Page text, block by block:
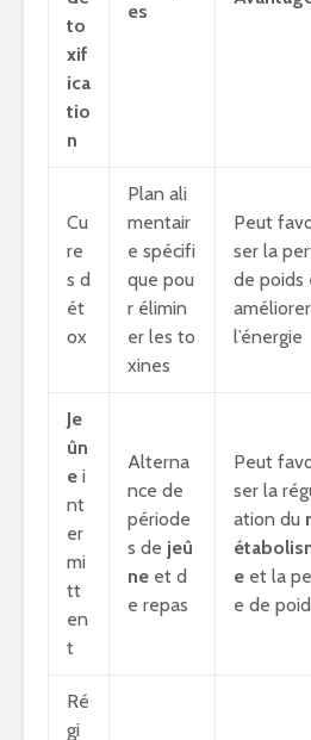
to
xif
ica
tio
n
es
Cu
re
s d
ét
ox
Plan ali
mentair
e spécifi
que pou
r élimin
er les to
xines
Peut
ser la
de poids
améliorer
l’énergie
Je
ûn
e i
nt
er
mi
tt
en
t
Alterna
nce de
période
s de jeû
ne et d
e repas
Peut
ser la
ation du
e et la
e de
Ré
gi